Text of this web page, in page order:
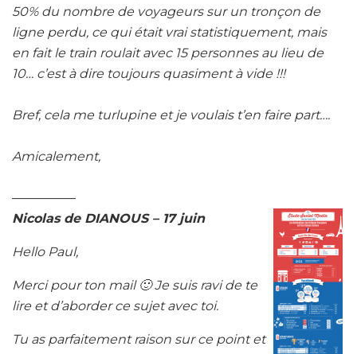
50% du nombre de voyageurs sur un tronçon de
ligne perdu, ce qui était vrai statistiquement, mais
en fait le train roulait avec 15 personnes au lieu de
10… c’est à dire toujours quasiment à vide !!!
Bref, cela me turlupine et je voulais t’en faire part….
Amicalement,
—————
Nicolas de DIANOUS – 17 juin
Hello Paul,
Merci pour ton mail 🙂 Je suis ravi de te
lire et d’aborder ce sujet avec toi.
Tu as parfaitement raison sur ce point et